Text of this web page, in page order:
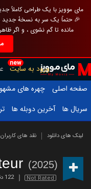
مای موویز با یک طراحی کاملاً
🎉 حتماً یک سر به نسخهٔ
مانده تا گم نشوی ، و اگر
new
ورود به سایت
صفحه اصلی
چهره های
سریال ها
آخرین دوبله ها
لینک های دانلود نقد های کاربران
(2025)
Not Rated 122 دقیقه